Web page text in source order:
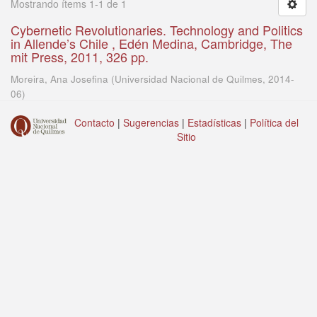
Mostrando ítems 1-1 de 1
Cybernetic Revolutionaries. Technology and Politics
in Allende’s Chile , Edén Medina, Cambridge, The
mit Press, 2011, 326 pp.
Moreira, Ana Josefina (Universidad Nacional de Quilmes, 2014-
06)
Contacto | Sugerencias | Estadísticas | Política del
Sitio